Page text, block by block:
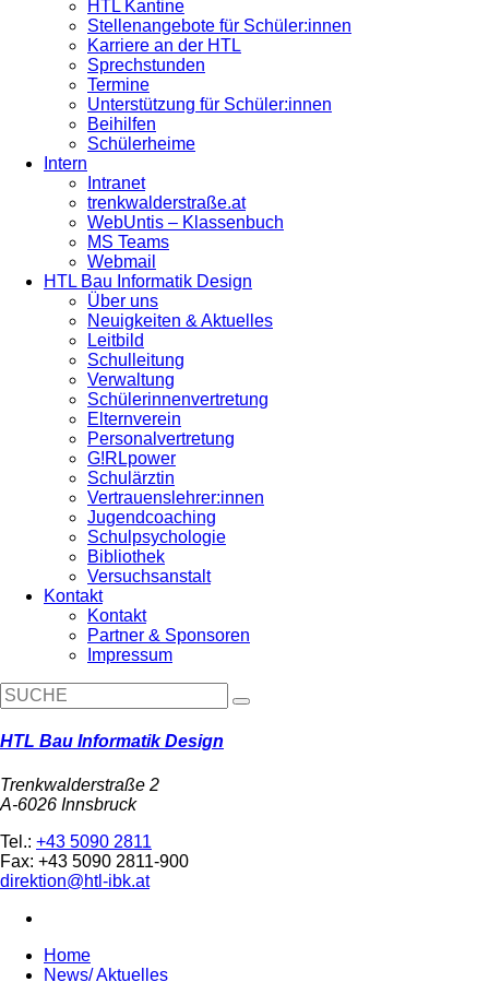
HTL Kantine
Stellenangebote für Schüler:innen
Karriere an der HTL
Sprechstunden
Termine
Unterstützung für Schüler:innen
Beihilfen
Schülerheime
Intern
Intranet
trenkwalderstraße.at
WebUntis – Klassenbuch
MS Teams
Webmail
HTL Bau Informatik Design
Über uns
Neuigkeiten & Aktuelles
Leitbild
Schulleitung
Verwaltung
Schülerinnenvertretung
Elternverein
Personalvertretung
G!RLpower
Schulärztin
Vertrauenslehrer:innen
Jugendcoaching
Schulpsychologie
Bibliothek
Versuchsanstalt
Kontakt
Kontakt
Partner & Sponsoren
Impressum
HTL Bau Informatik Design
Trenkwalderstraße 2
A-6026 Innsbruck
Tel.: +43 5090 2811
Fax: +43 5090 2811-900
direktion@htl-ibk.at
Home
News/ Aktuelles